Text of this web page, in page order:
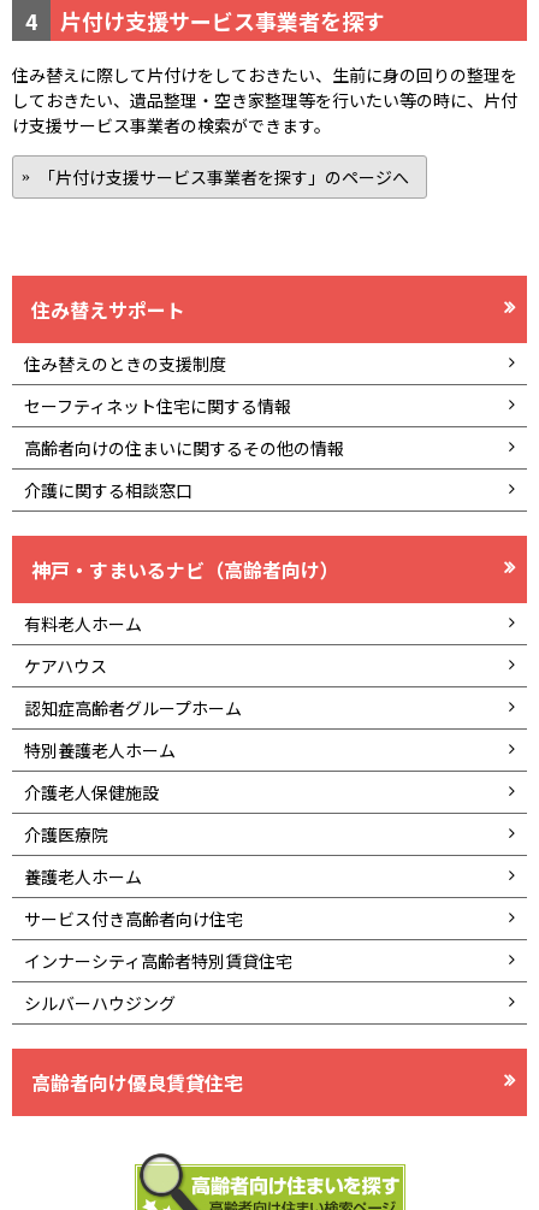
4 片付け支援サービス事業者を探す
住み替えに際して片付けをしておきたい、生前に身の回りの整理を
しておきたい、遺品整理・空き家整理等を行いたい等の時に、片付
け支援サービス事業者の検索ができます。
「片付け支援サービス事業者を探す」のページへ
住み替えサポート
住み替えのときの支援制度
セーフティネット住宅に関する情報
高齢者向けの住まいに関するその他の情報
介護に関する相談窓口
神戸・すまいるナビ（高齢者向け）
有料老人ホーム
ケアハウス
認知症高齢者グループホーム
特別養護老人ホーム
介護老人保健施設
介護医療院
養護老人ホーム
サービス付き高齢者向け住宅
インナーシティ高齢者特別賃貸住宅
シルバーハウジング
高齢者向け優良賃貸住宅